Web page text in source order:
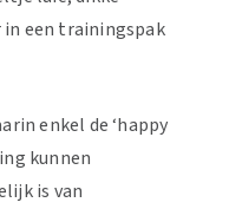
een trainingspak
enkel de ‘happy
kunnen
is van